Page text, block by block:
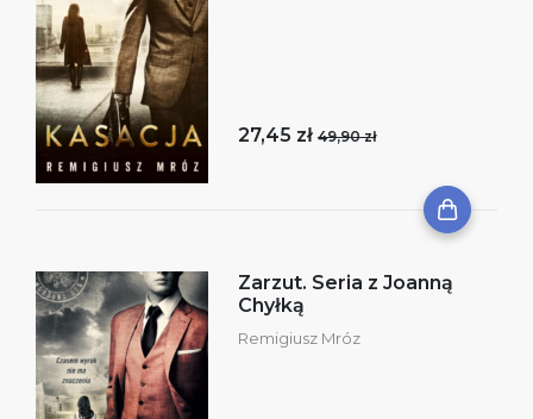
27,45 zł 49,90 zł
Zarzut. Seria z Joanną
Chyłką
Remigiusz Mróz